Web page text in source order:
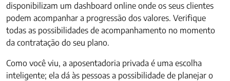
disponibilizam um dashboard online onde os seus clientes
podem acompanhar a progressão dos valores. Verifique
todas as possibilidades de acompanhamento no momento
da contratação do seu plano.
Como você viu, a aposentadoria privada é uma escolha
inteligente; ela dá às pessoas a possibilidade de planejar o